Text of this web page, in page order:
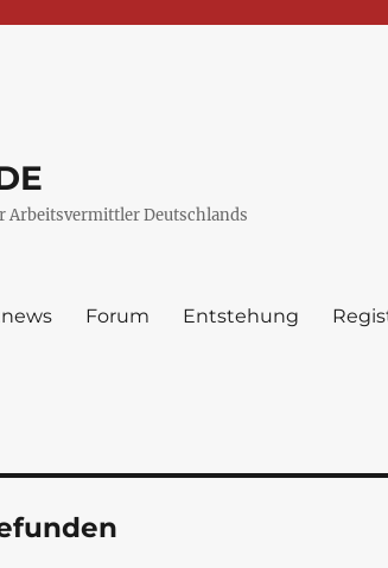
Arbeitsvermittler Deutschlands
Forum Entstehung